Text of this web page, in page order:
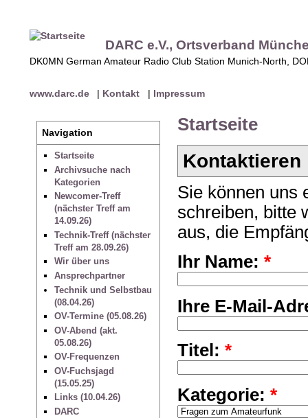
DARC e.V., Ortsverband
DK0MN German Amateur Radio Club Station Munich-North,
www.darc.de | Kontakt | Impressum
Navigation
Startseite
Archivsuche nach
Kategorien
Newcomer-Treff
(nächster Treff am
14.09.26)
Technik-Treff (nächster
Treff am 28.09.26)
Wir über uns
Ansprechpartner
Technik und Selbstbau
(08.04.26)
OV-Termine (05.08.26)
OV-Abend (akt.
05.08.26)
OV-Frequenzen
OV-Fuchsjagd
(15.05.25)
Links (10.04.26)
DARC
Startseite
Kontaktieren
Sie können uns
schreiben, bitte
aus, die
Ihr Name: *
Ihre E-Mail-
Titel: *
Kategorie: *